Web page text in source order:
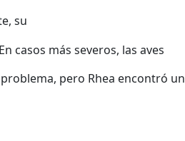
su
casos más severos, las aves
pero Rhea encontró un